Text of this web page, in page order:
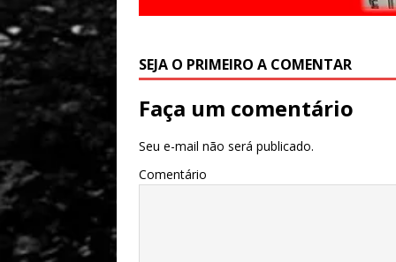
SEJA O PRIMEIRO A COMENTAR
Faça um comentário
Seu e-mail não será publicado.
Comentário